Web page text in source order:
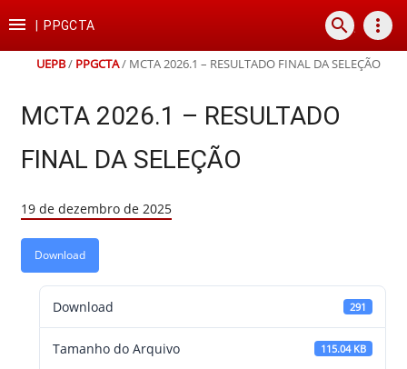
para
conteúdo
para
para
para
rodapé
 PPGCTA search more_vert
UEPB/ PPGCTA/ MCTA 2026.1 – RESULTADO FINAL DA SELEÇÃO
MCTA 2026.1 – RESULTADO
FINAL DA SELEÇÃO
19 de dezembro de 2025
Download
Download 291
Tamanho do Arquivo 115.04 KB